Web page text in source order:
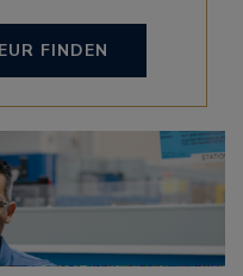
FINDEN